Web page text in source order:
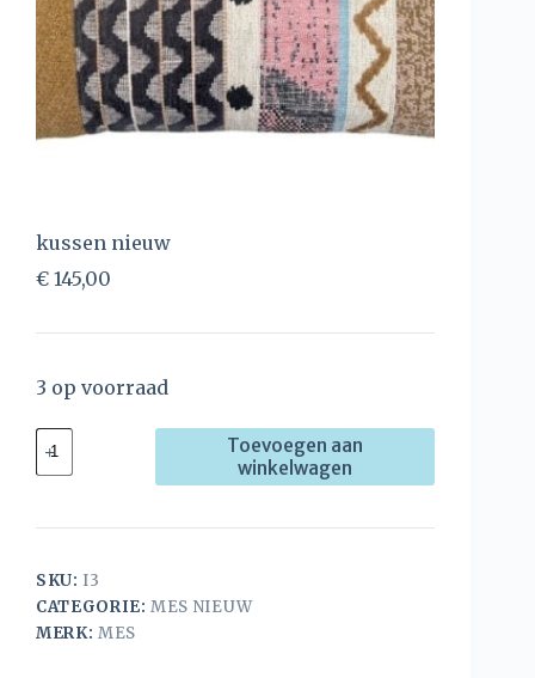
kussen nieuw
€ 145,00
3 op voorraad
Toevoegen aan
winkelwagen
SKU: I3
CATEGORIE:MES NIEUW
MERK: MES